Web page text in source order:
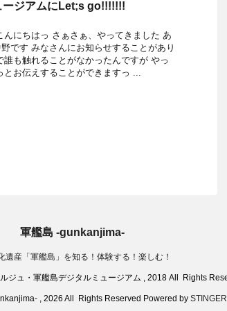
ージアムにLet;s go!!!!!!!
んにちはっ さぁさぁ、やってきました あ
です みなさんにお知らせすることがあり
誰も触れることがなかったんですが やっ
とお伝えすることができますっ ...
軍艦島 -gunkanjima-
遺産「軍艦島」を知る！体験する！楽しむ！
ジュ・軍艦島デジタルミュージアム , 2018 All Rights
, 2026 All Rights Reserved Powered by STINGER